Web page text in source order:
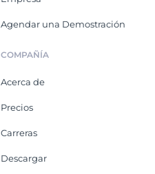
Agendar una Demostración
COMPAÑÍA
Acerca de
Precios
Carreras
Descargar